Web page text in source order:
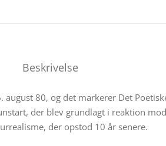
Beskrivelse
80, og det markerer Det
der blev grundlagt i reaktion
der opstod 10 år senere.